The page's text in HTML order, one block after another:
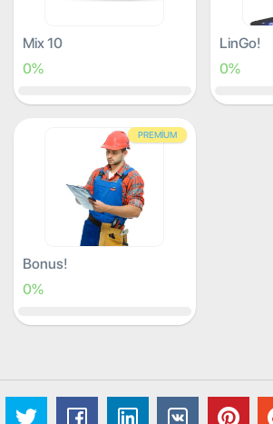
Mix 10
0%
LinGo!
0%
PREMIUM
Bonus!
0%